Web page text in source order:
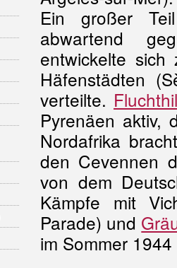
Ein großer
abwartend
entwickelte
Häfenstädten
verteilte.
Pyrenäen aktiv,
Nordafrika
den Cevennen
von dem
Kämpfe mit
Parade) und
im Sommer